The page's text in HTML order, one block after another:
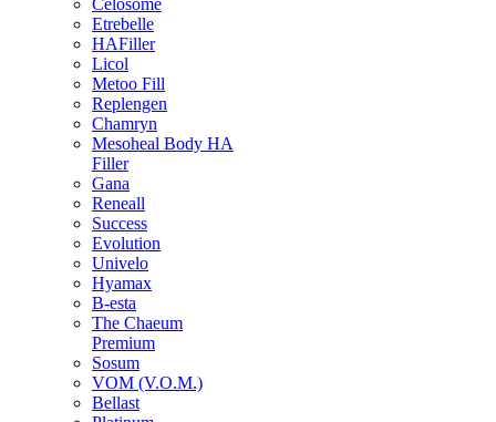
Celosome
Etrebelle
HAFiller
Licol
Metoo Fill
Replengen
Chamryn
Mesoheal Body HA
Filler
Gana
Reneall
Success
Evolution
Univelo
Hyamax
B-esta
The Chaeum
Premium
Sosum
VOM (V.O.M.)
Bellast